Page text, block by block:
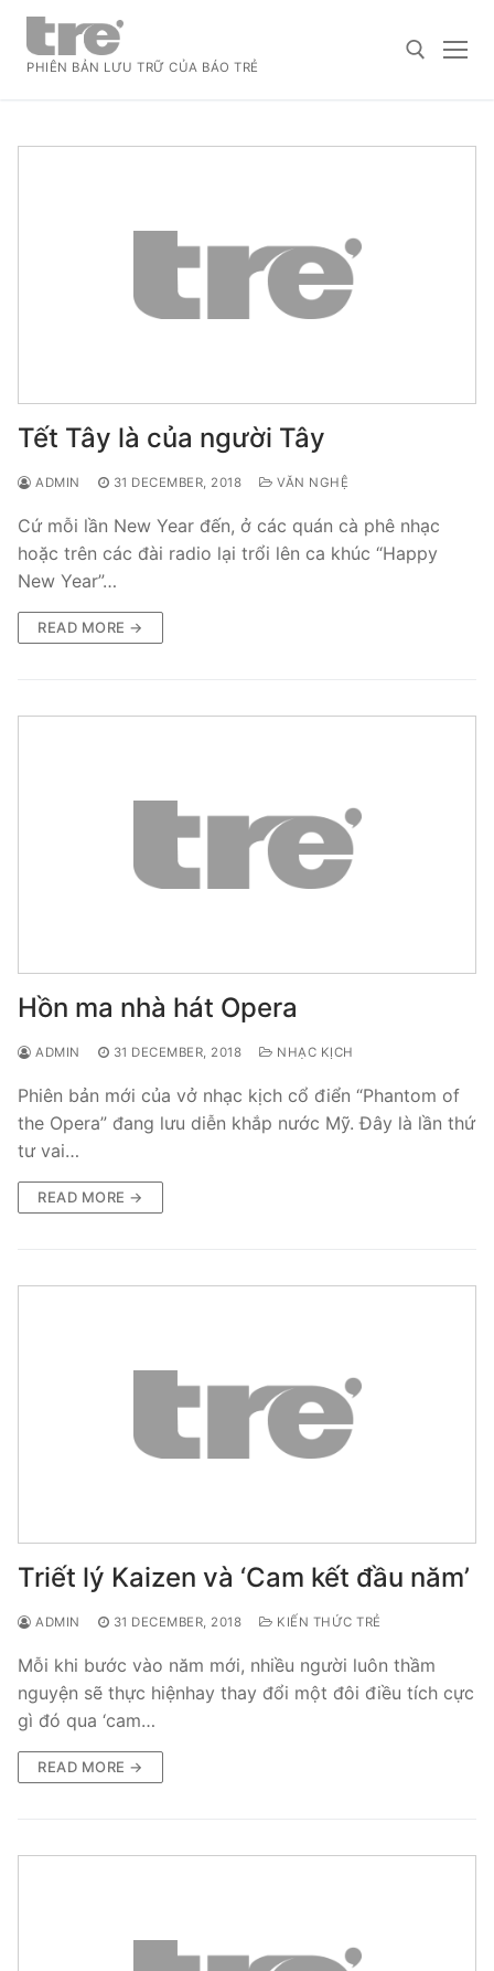
Skip
content
PHIÊN BẢN LƯU TRỮ CỦA BÁO TRẺ
Search for:
Tết Tây là của người Tây
ADMIN 31 DECEMBER, 2018 VĂN NGHỆ
Cứ mỗi lần New Year đến, ở các quán cà phê nhạc
hoặc trên các đài radio lại trổi lên ca khúc “Happy
New Year”…
READ MORE →
Hồn ma nhà hát Opera
ADMIN 31 DECEMBER, 2018 NHẠC KỊCH
Phiên bản mới của vở nhạc kịch cổ điển “Phantom of
the Opera” đang lưu diễn khắp nước Mỹ. Đây là lần thứ
tư vai…
READ MORE →
Triết lý Kaizen và ‘Cam kết đầu năm’
ADMIN 31 DECEMBER, 2018 KIẾN THỨC TRẺ
Mỗi khi bước vào năm mới, nhiều người luôn thầm
nguyện sẽ thực hiệnhay thay đổi một đôi điều tích cực
gì đó qua ‘cam…
READ MORE →